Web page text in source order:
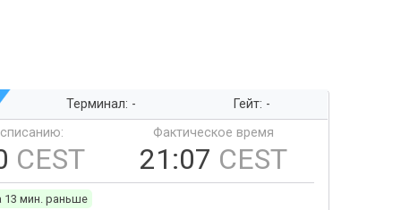
Терминал: -
Гейт: -
CEST
Фактическое время
21:07 CEST
13 мин. раньше